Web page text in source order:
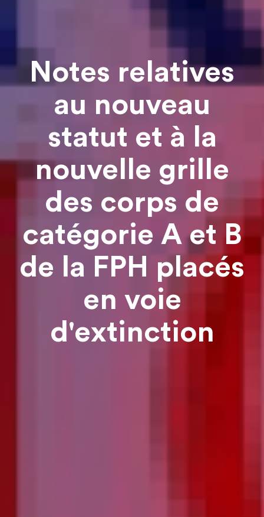
Notes relatives
au nouveau
statut et à la
nouvelle grille
des corps de
catégorie A et B
de la FPH placés
en voie
d'extinction